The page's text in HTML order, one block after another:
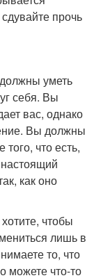
прочь
уметь
себя. Вы
вас, однако
Вы должны
того, что есть,
как оно
чтобы
лишь в
то, что
можете что-то